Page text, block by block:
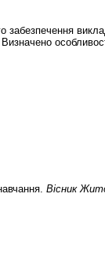
забезпечення
Вісник